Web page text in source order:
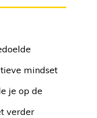
mindset
je op de
verder